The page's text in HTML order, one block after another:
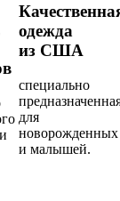
одежда
из США
специально
для
новорожденных
и малышей.